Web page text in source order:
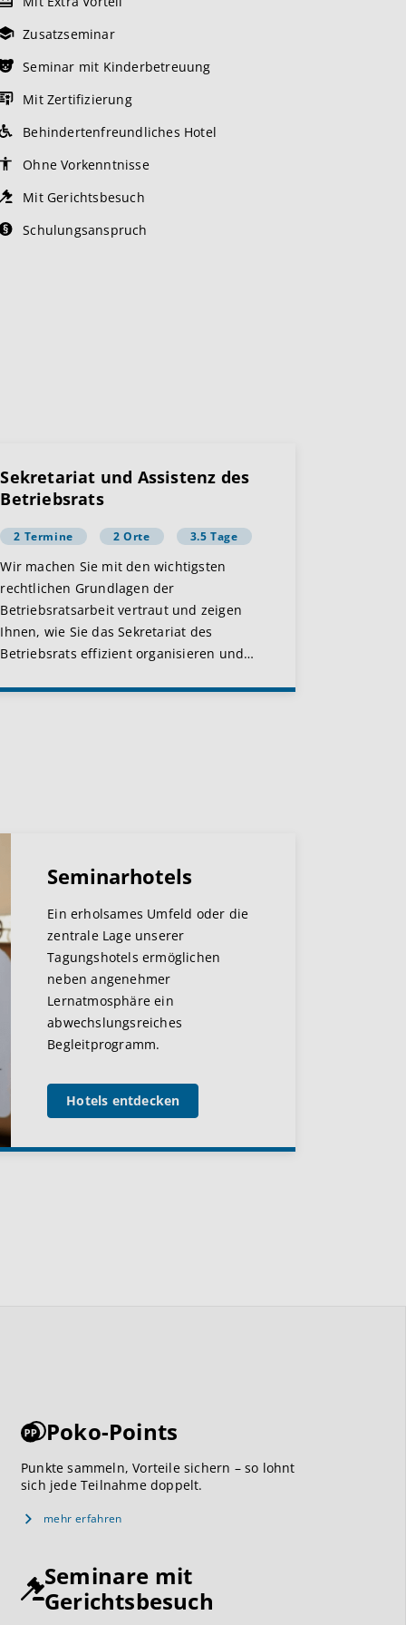
Zusatzseminar
Seminar mit Kinderbetreuung
Mit Zertifizierung
Behindertenfreundliches Hotel
Ohne Vorkenntnisse
Mit Gerichtsbesuch
Schulungsanspruch
Sekretariat und Assistenz des
Betriebsrats
2 Termine 2 Orte 3.5 Tage
Wir machen Sie mit den wichtigsten
rechtlichen Grundlagen der
Betriebsratsarbeit vertraut und zeigen
Ihnen, wie Sie das Sekretariat des
Betriebsrats effizient organisieren und…
Seminarhotels
Ein erholsames Umfeld oder die
zentrale Lage unserer
Tagungshotels ermöglichen
neben angenehmer
Lernatmosphäre ein
abwechslungsreiches
Begleitprogramm.
Hotels entdecken
Poko-Points
Punkte sammeln, Vorteile sichern – so lohnt
sich jede Teilnahme doppelt.
mehr erfahren
Seminare mit
Gerichtsbesuch